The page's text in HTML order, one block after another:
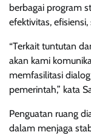
berbagai program
efektivitas,
“Terkait tuntutan
akan kami
memfasilitasi
pemerintah,” kata
Penguatan ruang
dalam menjaga